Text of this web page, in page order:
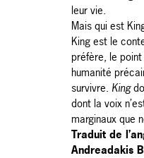
leur vie.
Mais qui est
King est le
préfère, le
humanité
survivre. King
dont la voix
marginaux que
Traduit de
Andreadakis